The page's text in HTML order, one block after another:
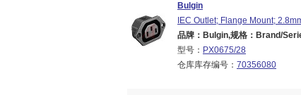
Bulgin
IEC Outlet; Flange Mount;
品牌：Bulgin,规格：Brand/
型号： PX0675/28
仓库库存编号： 70356080